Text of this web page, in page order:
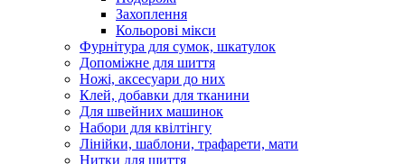
Захоплення
Кольорові мікси
Фурнітура для сумок, шкатулок
Допоміжне для шиття
Ножі, аксесуари до них
Клей, добавки для тканини
Для швейних машинок
Набори для квілтінгу
Лінійки, шаблони, трафарети, мати
Нитки для шиття